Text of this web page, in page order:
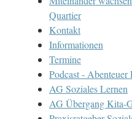
Quartier
Kontakt
Informationen
Termine
Podcast - Abenteuer
AG Soziales Lernen
AG Übergang Kita-